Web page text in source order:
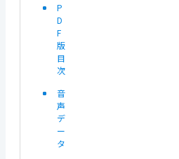
P
D
F
版
目
次
音
声
デ
ー
タ